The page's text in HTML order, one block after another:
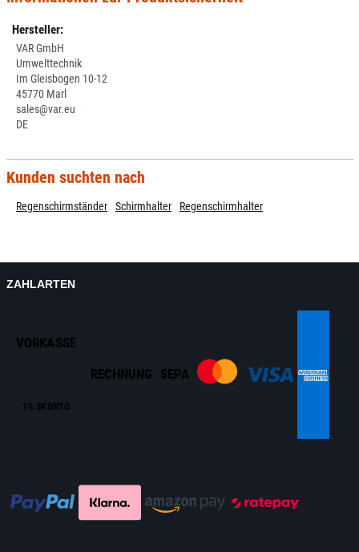
Hersteller:
VAR GmbH
Umwelttechnik
Im Gleisbogen 10-12
45770 Marl
sales@var.eu
DE
Kunden suchten nach
Regenschirmständer Schirmhalter Regenschirmhalter
ZAHLARTEN
VORKASSE
1% SKONTO
RECHNUNG SEPA